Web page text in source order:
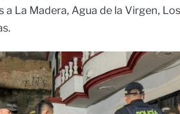
a La Madera, Agua de la Virgen,